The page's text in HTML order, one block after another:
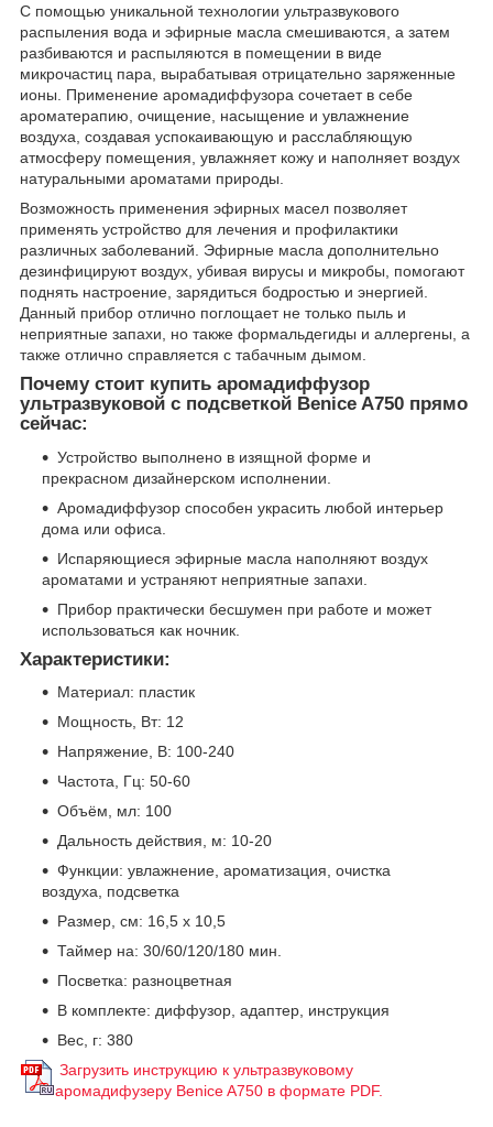
С помощью уникальной технологии ультразвукового
распыления вода и эфирные масла смешиваются, а затем
разбиваются и распыляются в помещении в виде
микрочастиц пара, вырабатывая отрицательно заряженные
ионы. Применение аромадиффузора сочетает в себе
ароматерапию, очищение, насыщение и увлажнение
воздуха, создавая успокаивающую и расслабляющую
атмосферу помещения, увлажняет кожу и наполняет воздух
натуральными ароматами природы.
Возможность применения эфирных масел позволяет
применять устройство для лечения и профилактики
различных заболеваний. Эфирные масла дополнительно
дезинфицируют воздух, убивая вирусы и микробы, помогают
поднять настроение, зарядиться бодростью и энергией.
Данный прибор отлично поглощает не только пыль и
неприятные запахи, но также формальдегиды и аллергены, а
также отлично справляется с табачным дымом.
Почему стоит купить аромадиффузор
ультразвуковой с подсветкой Benice A750 прямо
сейчас:
Устройство выполнено в изящной форме и
прекрасном дизайнерском исполнении.
Аромадиффузор способен украсить любой интерьер
дома или офиса.
Испаряющиеся эфирные масла наполняют воздух
ароматами и устраняют неприятные запахи.
Прибор практически бесшумен при работе и может
использоваться как ночник.
Характеристики:
Материал: пластик
Мощность, Вт: 12
Напряжение, В: 100-240
Частота, Гц: 50-60
Объём, мл: 100
Дальность действия, м: 10-20
Функции: увлажнение, ароматизация, очистка
воздуха, подсветка
Размер, см: 16,5 х 10,5
Таймер на: 30/60/120/180 мин.
Посветка: разноцветная
В комплекте: диффузор, адаптер, инструкция
Вес, г: 380
Загрузить инструкцию к ультразвуковому
аромадифузеру Benice A750 в формате PDF.